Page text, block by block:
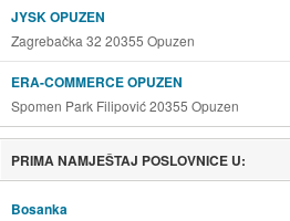
JYSK OPUZEN
Zagrebačka 32 20355 Opuzen
ERA-COMMERCE OPUZEN
Spomen Park Filipović 20355 Opuzen
PRIMA NAMJEŠTAJ POSLOVNICE U:
Bosanka